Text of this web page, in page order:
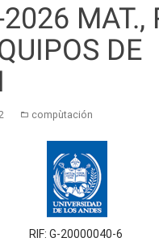
MAT.,
DE
compùtación
RIF: G-20000040-6